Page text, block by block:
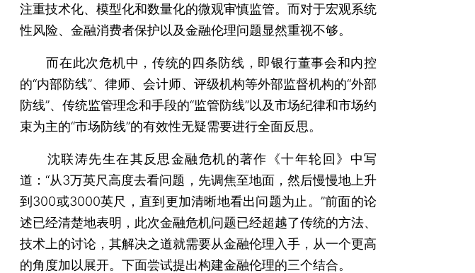
注重技术化、模型化和数量化的微观审慎监管。而对于宏观系统
性风险、金融消费者保护以及金融伦理问题显然重视不够。
而在此次危机中，传统的四条防线，即银行董事会和内控
的“内部防线”、律师、会计师、评级机构等外部监督机构的“外部
防线”、传统监管理念和手段的“监管防线”以及市场纪律和市场约
束为主的“市场防线”的有效性无疑需要进行全面反思。
沈联涛先生在其反思金融危机的著作《十年轮回》中写
道：“从3万英尺高度去看问题，先调焦至地面，然后慢慢地上升
到300或3000英尺，直到更加清晰地看出问题为止。”前面的论
述已经清楚地表明，此次金融危机问题已经超越了传统的方法、
技术上的讨论，其解决之道就需要从金融伦理入手，从一个更高
的角度加以展开。下面尝试提出构建金融伦理的三个结合。